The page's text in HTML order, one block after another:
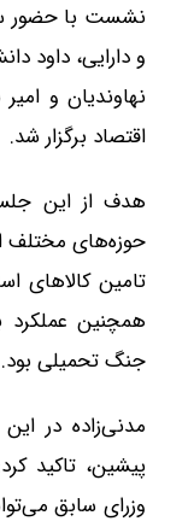
نشست با حضور
و دارایی،
نهاوندیان و
اقتصاد برگزار شد.
هدف از این
حوزه‌های مختلف
تامین کالاهای
همچنین
جنگ تحمیلی بود.
مدنی‌زاده در
پیشین، تاکید
وزرای سابق